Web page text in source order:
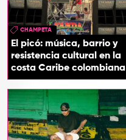
CHAMPETA
El picó: música, barrio y
resistencia cultural en la
costa Caribe colombiana